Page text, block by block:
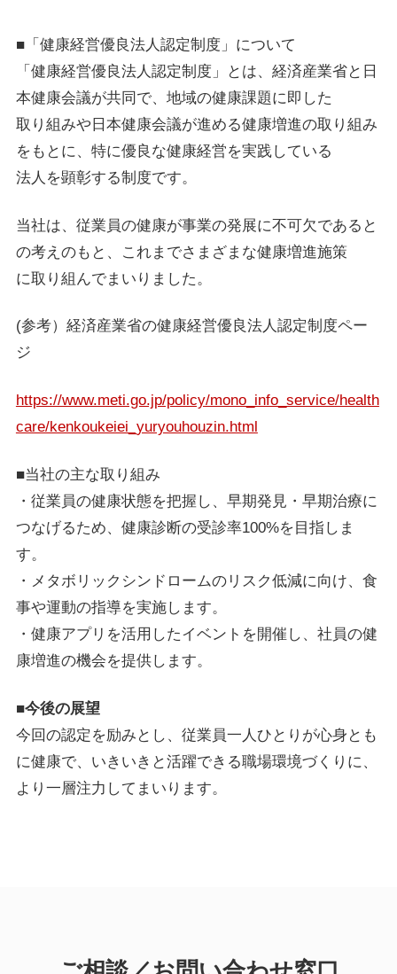
■「健康経営優良法人認定制度」について
「健康経営優良法人認定制度」とは、経済産業省と日
本健康会議が共同で、地域の健康課題に即した
取り組みや日本健康会議が進める健康増進の取り組み
をもとに、特に優良な健康経営を実践している
法人を顕彰する制度です。
当社は、従業員の健康が事業の発展に不可欠であると
の考えのもと、これまでさまざまな健康増進施策
に取り組んでまいりました。
(参考）経済産業省の健康経営優良法人認定制度ペー
ジ
https://www.meti.go.jp/policy/mono_info_service/health
care/kenkoukeiei_yuryouhouzin.html
■当社の主な取り組み
・従業員の健康状態を把握し、早期発見・早期治療に
つなげるため、健康診断の受診率100%を目指しま
す。
・メタボリックシンドロームのリスク低減に向け、食
事や運動の指導を実施します。
・健康アプリを活用したイベントを開催し、社員の健
康増進の機会を提供します。
■今後の展望
今回の認定を励みとし、従業員一人ひとりが心身とも
に健康で、いきいきと活躍できる職場環境づくりに、
より一層注力してまいります。